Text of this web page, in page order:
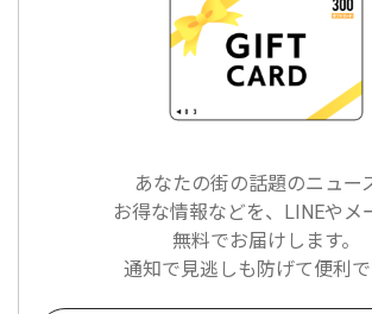
あなたの街の話題のニュー
お得な情報などを、LINEやメ
無料でお届けします。
通知で見逃しも防げて便利で